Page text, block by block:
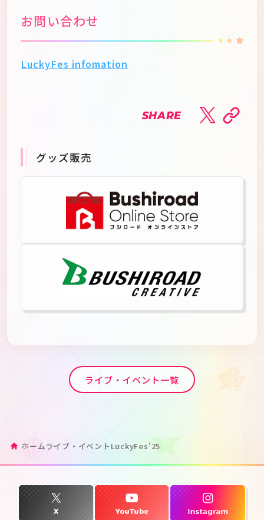
お問い合わせ
LuckyFes infomation
SHARE
グッズ販売
ライブ・イベント一覧
ホームライブ・イベント LuckyFes'25